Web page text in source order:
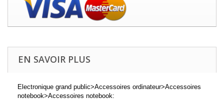
EN SAVOIR PLUS
Electronique grand public>Accessoires ordinateur>Accessoires
notebook>Accessoires notebook: